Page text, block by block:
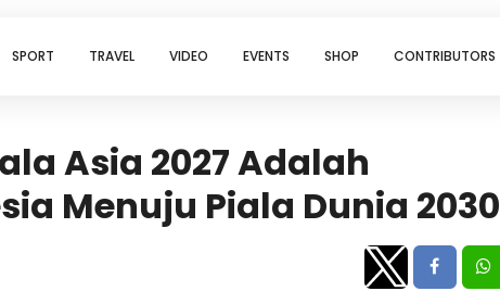
SPORT TRAVEL VIDEO EVENTS SHOP CONTRIBUTORS
Asia 2027 Adalah
Menuju Piala Dunia 2030